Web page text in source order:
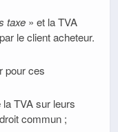
taxe » et la TVA
le client acheteur.
pour ces
TVA sur leurs
commun ;